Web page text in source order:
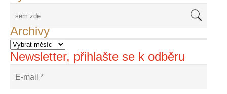
Archivy
Newsletter, přihlašte se k odběru